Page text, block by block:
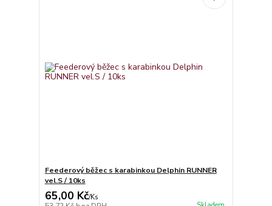
Feederový běžec s karabinkou Delphin RUNNER
vel.S / 10ks
65,00 Kč/Ks